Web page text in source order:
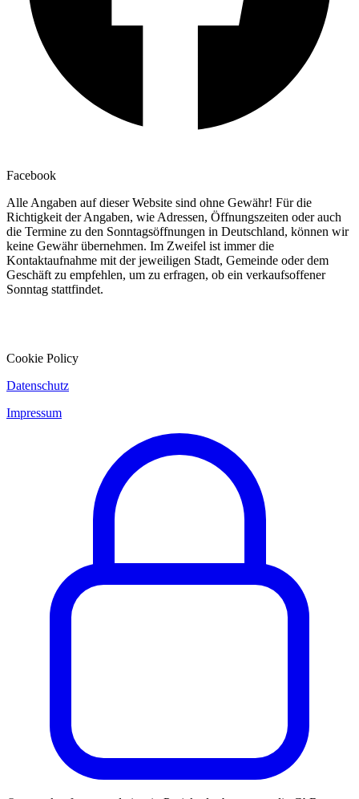
Facebook
Alle Angaben auf dieser Website sind ohne Gewähr! Für die
Richtigkeit der Angaben, wie Adressen, Öffnungszeiten oder auch
die Termine zu den Sonntagsöffnungen in Deutschland, können wir
keine Gewähr übernehmen. Im Zweifel ist immer die
Kontaktaufnahme mit der jeweiligen Stadt, Gemeinde oder dem
Geschäft zu empfehlen, um zu erfragen, ob ein verkaufsoffener
Sonntag stattfindet.
Cookie Policy
Datenschutz
Impressum